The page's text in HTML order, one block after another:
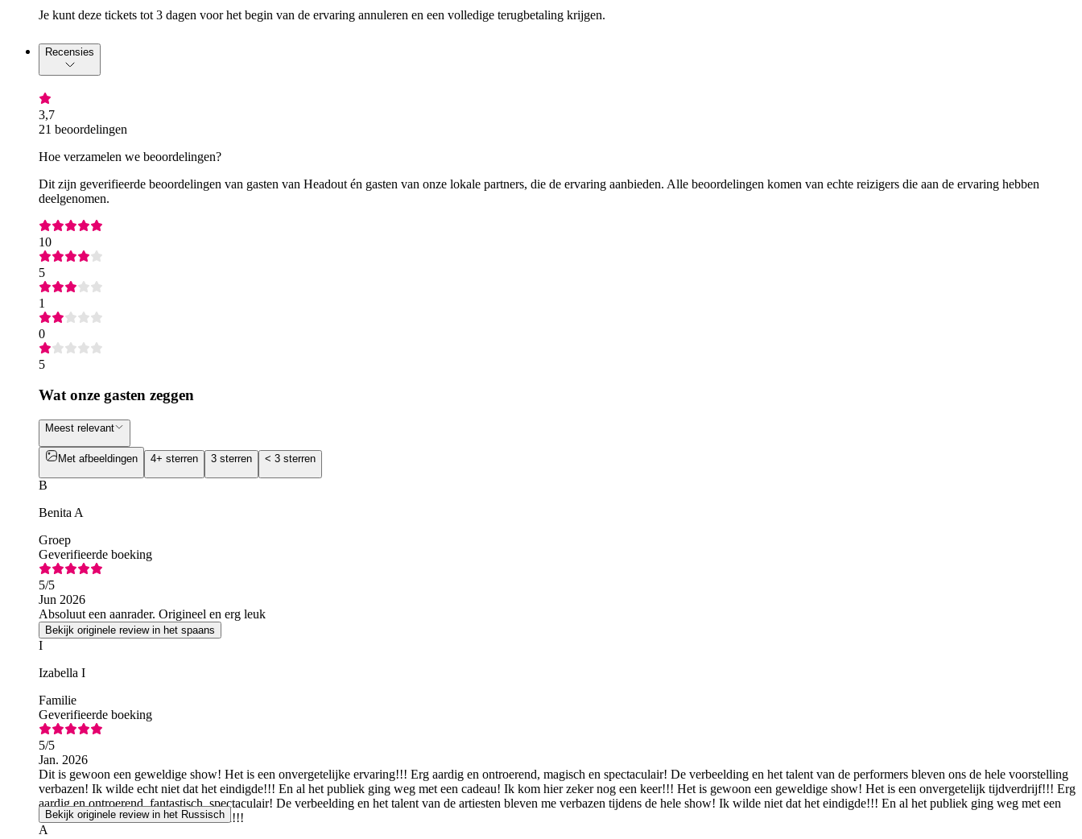
Je kunt deze tickets tot 3 dagen voor het begin van de ervaring annuleren en een volledige terugbetaling krijgen.
Recensies
3,7
21 beoordelingen
Hoe verzamelen we beoordelingen?
Dit zijn geverifieerde beoordelingen van gasten van Headout én gasten van onze lokale partners, die de ervaring aanbieden. Alle beoordelingen komen van echte reizigers die aan de ervaring hebben
deelgenomen.
10
5
1
0
5
Wat onze gasten zeggen
Meest relevant
Met afbeeldingen 4+ sterren 3 sterren < 3 sterren
B
Benita A
Groep
Geverifieerde boeking
5/5
Jun 2026
Absoluut een aanrader. Origineel en erg leuk
Bekijk originele review in het spaans
I
Izabella I
Familie
Geverifieerde boeking
5/5
Jan. 2026
Dit is gewoon een geweldige show! Het is een onvergetelijke ervaring!!! Erg aardig en ontroerend, magisch en spectaculair! De verbeelding en het talent van de performers bleven ons de hele voorstelling
verbazen! Ik wilde echt niet dat het eindigde!!! En al het publiek ging weg met een cadeau! Ik kom hier zeker nog een keer!!! Het is gewoon een geweldige show! Het is een onvergetelijk tijdverdrijf!!! Erg
aardig en ontroerend, fantastisch, spectaculair! De verbeelding en het talent van de artiesten bleven me verbazen tijdens de hele show! Ik wilde niet dat het eindigde!!! En al het publiek ging weg met een
cadeau! Ik zal hier zeker vaker komen!!!
Bekijk originele review in het Russisch
A